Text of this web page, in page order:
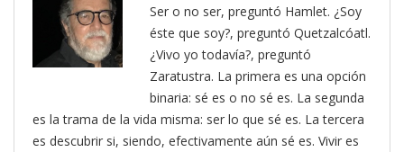
Ser o no ser, preguntó Hamlet. ¿Soy
éste que soy?, preguntó Quetzalcóatl.
¿Vivo yo todavía?, preguntó
Zaratustra. La primera es una opción
binaria: sé es o no sé es. La segunda
es la trama de la vida misma: ser lo que sé es. La tercera
es descubrir si, siendo, efectivamente aún sé es. Vivir es